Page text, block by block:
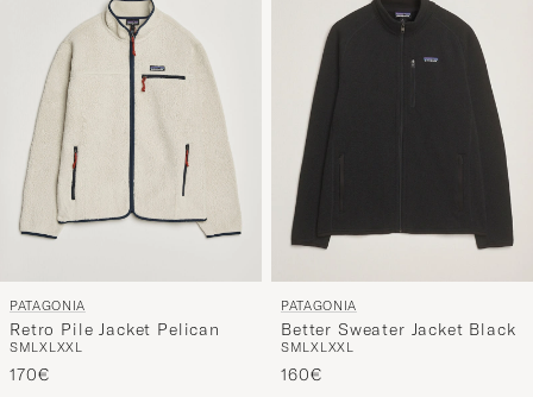
Stil
PATAGONIA
Retro Pile Jacket Pelican
SMLXLXXL
170€
PATAGONIA
Better Sweater Jacket Black
SMLXLXXL
160€